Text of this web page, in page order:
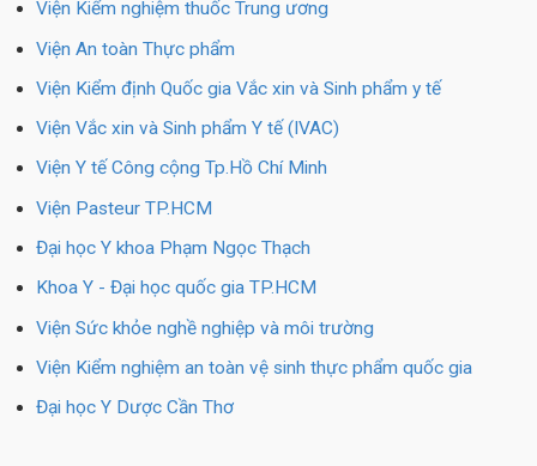
Viện Kiểm nghiệm thuốc Trung ương
Viện An toàn Thực phẩm
Viện Kiểm định Quốc gia Vắc xin và Sinh phẩm y tế
Viện Vắc xin và Sinh phẩm Y tế (IVAC)
Viện Y tế Công cộng Tp.Hồ Chí Minh
Viện Pasteur TP.HCM
Đại học Y khoa Phạm Ngọc Thạch
Khoa Y - Đại học quốc gia TP.HCM
Viện Sức khỏe nghề nghiệp và môi trường
Viện Kiểm nghiệm an toàn vệ sinh thực phẩm quốc gia
Đại học Y Dược Cần Thơ